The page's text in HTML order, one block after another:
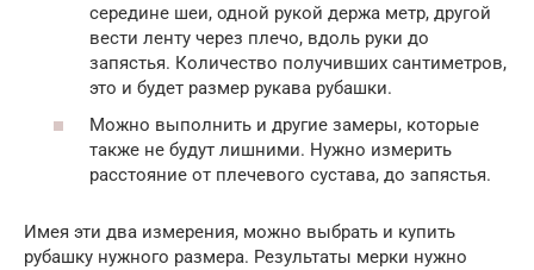
середине шеи, одной рукой держа метр, другой
вести ленту через плечо, вдоль руки до
запястья. Количество получивших сантиметров,
это и будет размер рукава рубашки.
Можно выполнить и другие замеры, которые
также не будут лишними. Нужно измерить
расстояние от плечевого сустава, до запястья.
Имея эти два измерения, можно выбрать и купить
рубашку нужного размера. Результаты мерки нужно